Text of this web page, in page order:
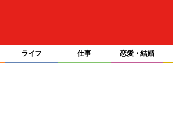
ライフ 仕事 恋愛・結婚